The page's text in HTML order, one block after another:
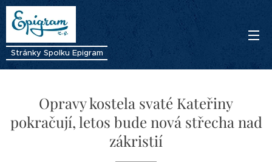
Stránky Spolku Epigram
Opravy kostela svaté Kateřiny
pokračují, letos bude nová střecha nad
zákristií